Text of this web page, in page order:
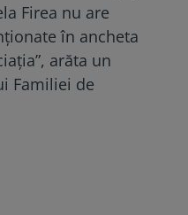
Firea nu are
în ancheta
arăta un
Familiei de